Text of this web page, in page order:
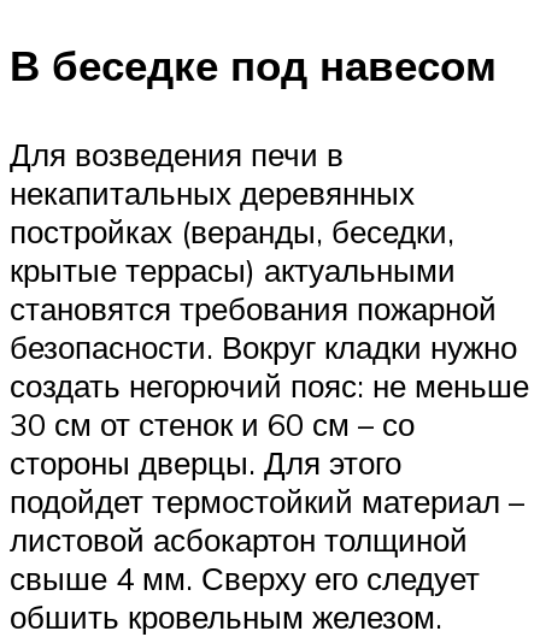
В беседке под навесом
Для возведения печи в
некапитальных деревянных
постройках (веранды, беседки,
крытые террасы) актуальными
становятся требования пожарной
безопасности. Вокруг кладки нужно
создать негорючий пояс: не меньше
30 см от стенок и 60 см – со
стороны дверцы. Для этого
подойдет термостойкий материал –
листовой асбокартон толщиной
свыше 4 мм. Сверху его следует
обшить кровельным железом.